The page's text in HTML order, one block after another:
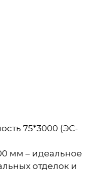
75*3000 (ЭС-
мм – идеальное
отделок и